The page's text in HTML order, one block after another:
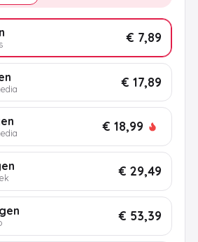
€ 7,89
€ 17,89
€ 18,99
€ 29,49
€ 53,39